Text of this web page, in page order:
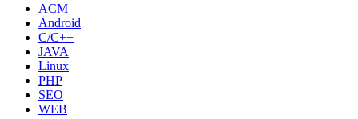
ACM
Android
C/C++
JAVA
Linux
PHP
SEO
WEB